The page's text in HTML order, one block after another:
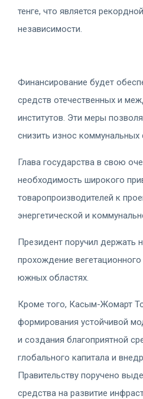
тенге, что является
независимости.
Финансирование будет
средств отечественных и
институтов. Эти меры
снизить износ коммунальных
Глава государства в свою
необходимость широкого
товаропроизводителей к
энергетической и
Президент поручил держать
прохождение
южных областях.
Кроме того, Касым-Жомарт
формирования устойчивой
и создания благоприятной
глобального капитала и
Правительству поручено
средства на развитие